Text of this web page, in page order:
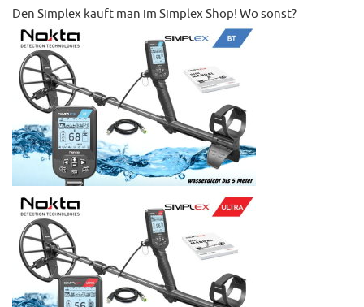
Den Simplex kauft man im Simplex Shop! Wo sonst?